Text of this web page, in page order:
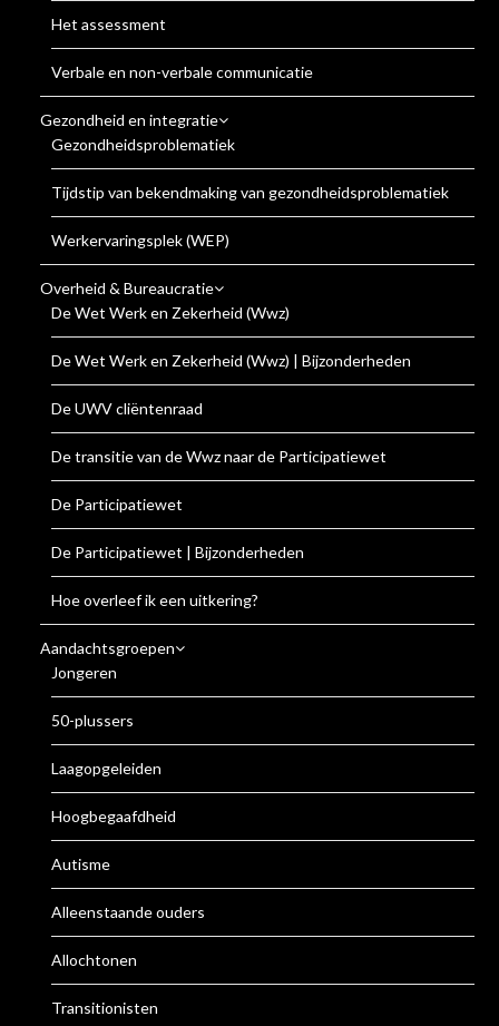
Het assessment
Verbale en non-verbale communicatie
Gezondheid en integratie
Gezondheidsproblematiek
Tijdstip van bekendmaking van gezondheidsproblematiek
Werkervaringsplek (WEP)
Overheid & Bureaucratie
De Wet Werk en Zekerheid (Wwz)
De Wet Werk en Zekerheid (Wwz) | Bijzonderheden
De UWV cliëntenraad
De transitie van de Wwz naar de Participatiewet
De Participatiewet
De Participatiewet | Bijzonderheden
Hoe overleef ik een uitkering?
Aandachtsgroepen
Jongeren
50-plussers
Laagopgeleiden
Hoogbegaafdheid
Autisme
Alleenstaande ouders
Allochtonen
Transitionisten